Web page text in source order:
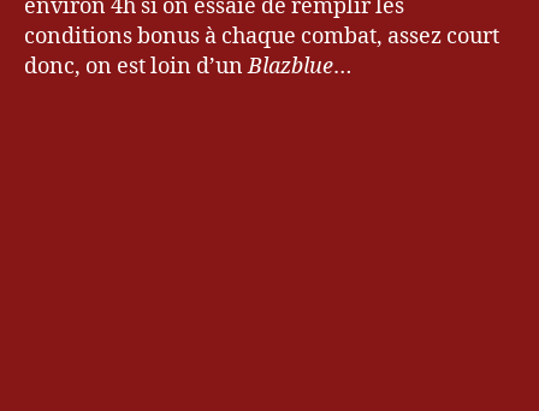
environ 4h si on essaie de remplir les
conditions bonus à chaque combat, assez court
donc, on est loin d’unBlazblue…